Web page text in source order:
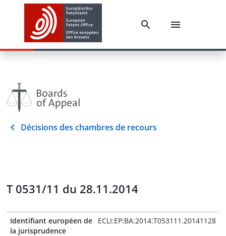
Décisions des chambres de recours
T 0531/11 du 28.11.2014
Identifiant européen de
la jurisprudence
ECLI:EP:BA:2014:T053111.20141128